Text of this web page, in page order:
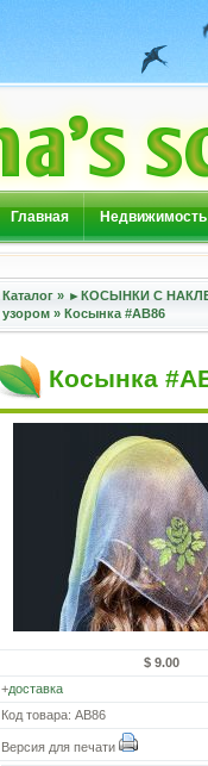
Главная Недвижимость
Каталог » ►КОСЫНКИ С
узором » Косынка #АВ86
Косынка
$ 9.00
+доставка
Код товара: АВ86
Версия для печати